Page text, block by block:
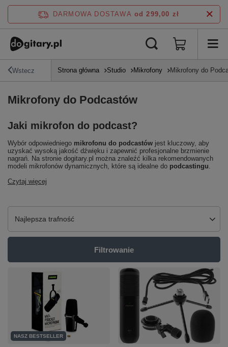
DARMOWA DOSTAWA od 299,00 zł
Wstecz Strona główna Studio Mikrofony Mikrofony do
Mikrofony do Podcastów
Jaki mikrofon do podcast?
Wybór odpowiedniego mikrofonu do podcastów jest kluczowy, aby
uzyskać wysoką jakość dźwięku i zapewnić profesjonalne brzmienie
nagrań. Na stronie dogitary.pl można znaleźć kilka rekomendowanych
modeli mikrofonów dynamicznych, które są idealne do podcastingu.
Czytaj więcej
Zmień sortowanie
Najlepsza trafność
Filtrowanie
NASZ BESTSELLER